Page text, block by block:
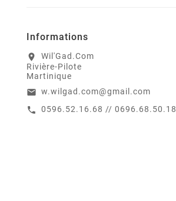
Informations
location_on
Wil'Gad.Com
Rivière-Pilote
Martinique
email w.wilgad.com@gmail.com
call 0596.52.16.68 // 0696.68.50.18